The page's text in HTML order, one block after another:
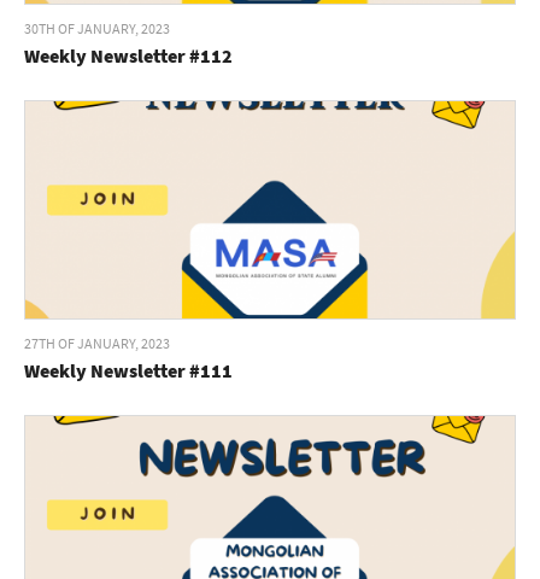
30TH OF JANUARY, 2023
Weekly Newsletter #112
27TH OF JANUARY, 2023
Weekly Newsletter #111